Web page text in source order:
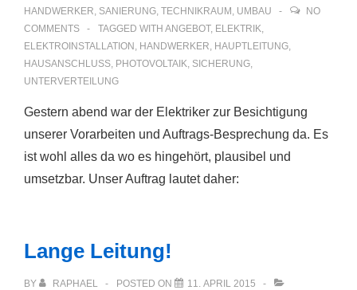
HANDWERKER, SANIERUNG, TECHNIKRAUM , UMBAU
NO
COMMENTS
TAGGED WITH ANGEBOT, ELEKTRIK,
ELEKTROINSTALLATION , HANDWERKER, HAUPTLEITUNG,
HAUSANSCHLUSS, PHOTOVOLTAIK, SICHERUNG,
UNTERVERTEILUNG
Gestern abend war der Elektriker zur Besichtigung
unserer Vorarbeiten und Auftrags-Besprechung da. Es
ist wohl alles da wo es hingehört, plausibel und
umsetzbar. Unser Auftrag lautet daher:
Lange Leitung!
BY RAPHAEL POSTED ON
11. APRIL 2015